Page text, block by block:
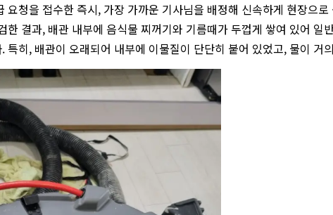
요청을 접수한 즉시, 가장 가까운 기사님을 배정해 신속하게 현장으
한 결과, 배관 내부에 음식물 찌꺼기와 기름때가 두껍게 쌓여 있어 일
특히, 배관이 오래되어 내부에 이물질이 단단히 붙어 있었고, 물이 거